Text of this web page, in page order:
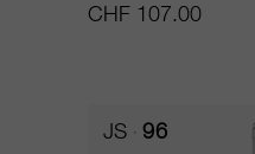
CHF 107.00
JS 96